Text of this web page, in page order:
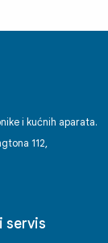
i kućnih aparata.
112,
servis